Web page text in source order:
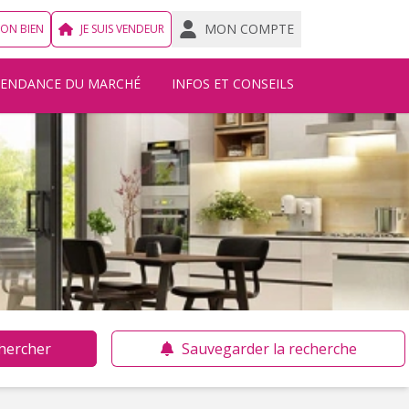
BIEN JE SUIS VENDEUR MON COMPTE
DU MARCHÉ INFOS ET CONSEILS
Sauvegarder la recherche